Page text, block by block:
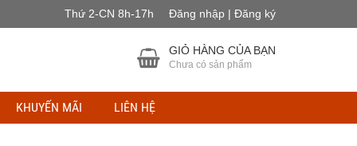
Thứ 2-CN 8h-17h Đăng nhập | Đăng ký
GIỎ HÀNG CỦA BẠN
Chưa có sản phẩm
KHUYẾN MÃI LIÊN HỆ